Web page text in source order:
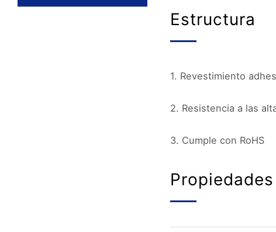
Estructura
1. Revestimiento
2. Resistencia a las
3. Cumple con RoHS
Propiedades